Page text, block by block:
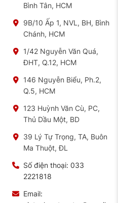
Bình Tân, HCM
9B/10 Ấp 1, NVL, BH, Bình
Chánh, HCM
1/42 Nguyễn Văn Quá,
ĐHT, Q.12, HCM
146 Nguyễn Biểu, Ph.2,
Q.5, HCM
123 Huỳnh Văn Cù, PC,
Thủ Dầu Một, BD
39 Lý Tự Trọng, TA, Buôn
Ma Thuột, ĐL
Số điện thoại: 033
2221818
Email: